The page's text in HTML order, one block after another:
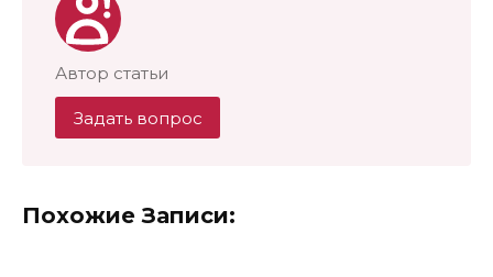
Автор статьи
Задать вопрос
Похожие Записи: